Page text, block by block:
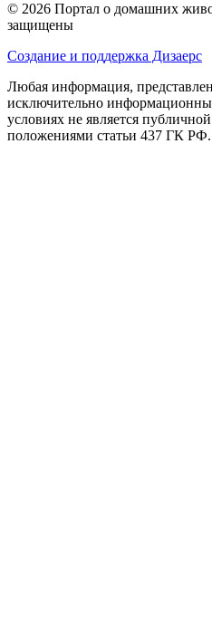
© 2026 Портал о домашних
защищены
Создание и поддержка Дизаерс
Любая информация,
исключительно
условиях не является
положениями статьи 437 ГК РФ.